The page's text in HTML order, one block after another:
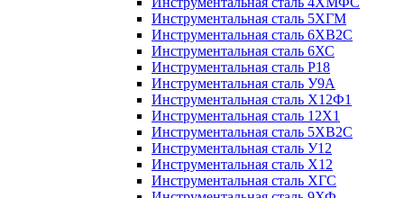
Инструментальная сталь 5ХГМ
Инструментальная сталь 6ХВ2С
Инструментальная сталь 6ХС
Инструментальная сталь Р18
Инструментальная сталь У9А
Инструментальная сталь Х12Ф1
Инструментальная сталь 12Х1
Инструментальная сталь 5ХВ2С
Инструментальная сталь У12
Инструментальная сталь Х12
Инструментальная сталь ХГС